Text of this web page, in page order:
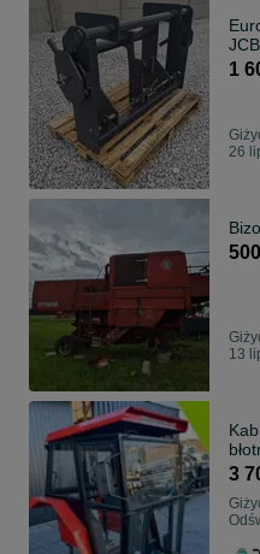
1
26
13
3